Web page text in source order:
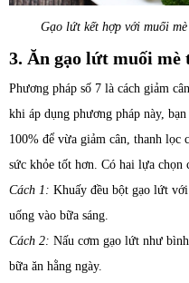
Gạo lứt kết hợp với muối
3. Ăn gạo lứt muối mè
Phương pháp số 7 là cách giảm
khi áp dụng phương pháp này,
100% để vừa giảm cân, thanh lọc
sức khỏe tốt hơn. Có hai lựa chọn
Cách 1: Khuấy đều bột gạo lứt
uống vào bữa sáng.
Cách 2: Nấu cơm gạo lứt như
bữa ăn hằng ngày.